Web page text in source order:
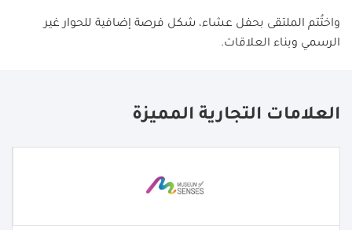
واختُتم الملتقى بحفل عشاء، شكل فرصة إضافية للحوار غير
الرسمي وبناء العلاقات.
العلامات التجارية المميزة